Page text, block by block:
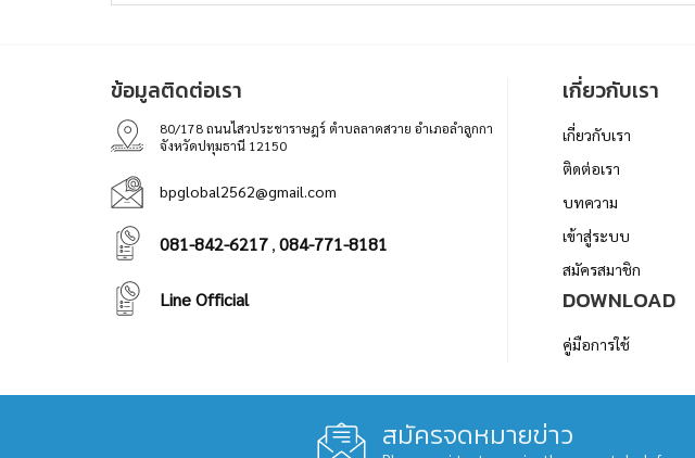
ข้อมูลติดต่อเรา
80/178 ถนนไสวประชาราษฎร์ ตำบลลาดสวาย อำเภอลำลูกกา
จังหวัดปทุมธานี 12150
bpglobal2562@gmail.com
081-842-6217 , 084-771-8181
Line Official
เกี่ยวกับเรา
เกี่ยวกับเรา
ติดต่อเรา
บทความ
เข้าสู่ระบบ
สมัครสมาชิก
DOWNLOAD
คู่มือการใช้
สมัครจดหมายข่าว